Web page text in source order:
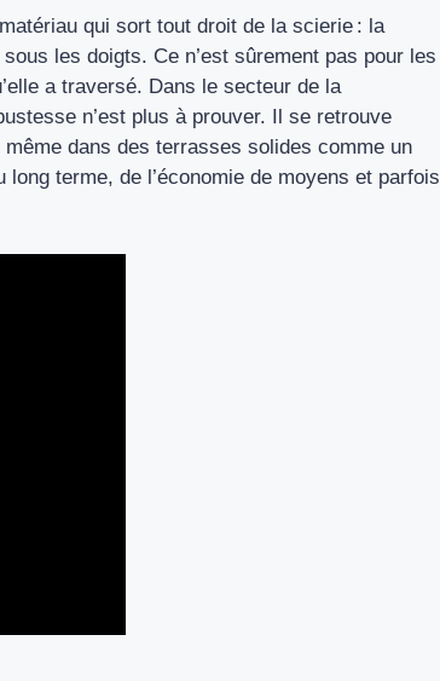
qui sort tout droit de la scierie : la
les doigts. Ce n’est sûrement pas pour les
a traversé. Dans le secteur de la
n’est plus à prouver. Il se retrouve
dans des terrasses solides comme un
terme, de l’économie de moyens et parfois